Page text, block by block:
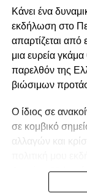
Ο κ. Καραθάνος
μετασχηματισμό
ηλεκτρονικές
την
ιδιαίτερη
μηχανών με την
κάρτας εργασίας
φοροδιαφυγής
Στον τομέα της
τους νέους και
από το
Κάνει ένα
εκδήλωση στο
απαρτίζεται από
μια ευρεία
παρελθόν της
βιώσιμων
Ο ίδιος σε
σε κομβικό
αλλαγών και
Δευτέρα 22
«Φοίβος» Εθν.